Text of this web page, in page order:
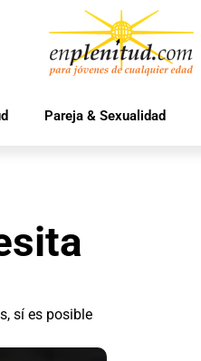
Pareja & Sexualidad
sí es posible